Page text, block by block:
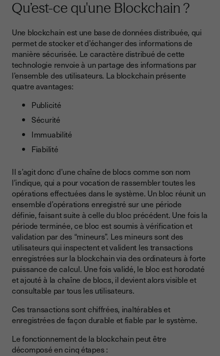
Qu’est-ce qu'une Blockchain ?
Une blockchain est une base de données distribuée, qui
permet de stocker et d’échanger des informations de
manière sécurisée. Le caractère distribué de cette
technologie renvoie à un partage des informations par
l’ensemble des utilisateurs. La blockchain présente
quatre avantages:
Publicité
Sécurité
Immuabilité
Fiabilité
Il s’agit donc d’une chaîne de blocs comme son nom
l’indique, qui a pour vocation de rassembler toutes les
opérations effectuées dans le système. Un bloc réunit un
ensemble d’opérations enregistré sur une période
définie, faisant suite à celle du bloc précédent. Une fois la
période terminée, ce bloc est soumis à vérification et
validation par des “mineurs”. Les mineurs sont des
utilisateurs qui inspectent et valident les transactions
enregistrées sur la blockchain via des ordinateurs à forte
puissance de calcul. Une fois validé, le bloc est horodaté
et ajouté à la chaîne de blocs, il devient alors visible et
consultable par tous les utilisateurs.
Ces transactions sont chiffrées, inaltérables et
enregistrées de façon durable et fiable par le système.
Le fonctionnement de la blockchain peut être
décomposé en cinq étapes :